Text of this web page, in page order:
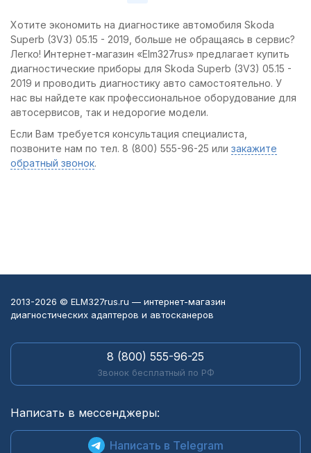
Хотите экономить на диагностике автомобиля Skoda
Superb (3V3) 05.15 - 2019, больше не обращаясь в сервис?
Легко! Интернет-магазин «Elm327rus» предлагает купить
диагностические приборы для Skoda Superb (3V3) 05.15 -
2019 и проводить диагностику авто самостоятельно. У
нас вы найдете как профессиональное оборудование для
автосервисов, так и недорогие модели.
Если Вам требуется консультация специалиста,
позвоните нам по тел. 8 (800) 555-96-25 или закажите
обратный звонок.
2013-2026 © ELM327rus.ru — интернет-магазин
диагностических адаптеров и автосканеров
8 (800) 555-96-25
Звонок бесплатный по РФ
Написать в мессенджеры:
Написать в Telegram